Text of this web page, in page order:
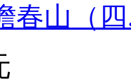
春山（